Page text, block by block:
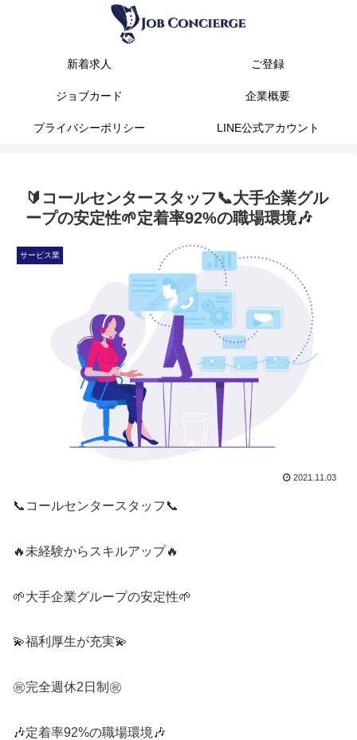
新着求人 ご登録
ジョブカード 企業概要
プライバシーポリシー LINE公式アカウント
🔰コールセンタースタッフ📞大手企業グル
ープの安定性🌱定着率92%の職場環境🎶
サービス業
2021.11.03
📞コールセンタースタッフ📞
🔥未経験からスキルアップ🔥
🌱大手企業グループの安定性🌱
💫福利厚生が充実💫
㊗️完全週休2日制㊗️
🎶定着率92%の職場環境🎶